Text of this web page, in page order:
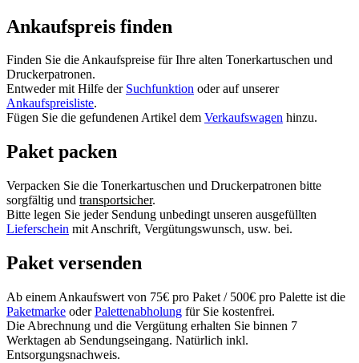
Ankaufspreis finden
Finden Sie die Ankaufspreise für Ihre alten Tonerkartuschen und
Druckerpatronen.
Entweder mit Hilfe der Suchfunktion oder auf unserer
Ankaufspreisliste.
Fügen Sie die gefundenen Artikel dem Verkaufswagen hinzu.
Paket packen
Verpacken Sie die Tonerkartuschen und Druckerpatronen bitte
sorgfältig und transportsicher.
Bitte legen Sie jeder Sendung unbedingt unseren ausgefüllten
Lieferschein mit Anschrift, Vergütungswunsch, usw. bei.
Paket versenden
Ab einem Ankaufswert von 75€ pro Paket / 500€ pro Palette ist die
Paketmarke oderPalettenabholung für Sie kostenfrei.
Die Abrechnung und die Vergütung erhalten Sie binnen 7
Werktagen ab Sendungseingang. Natürlich inkl.
Entsorgungsnachweis.